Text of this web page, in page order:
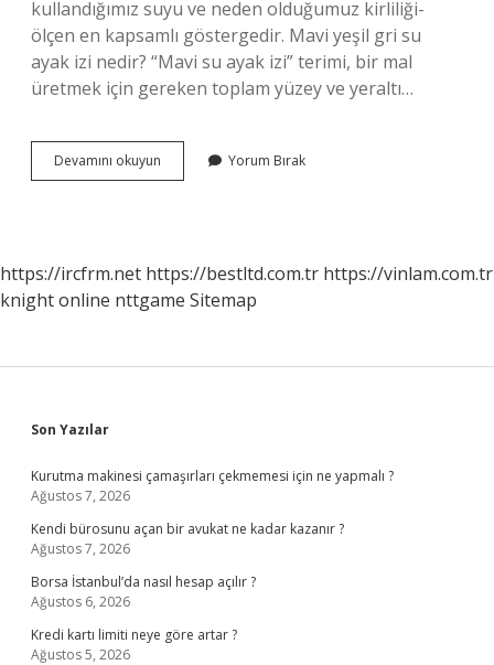
kullandığımız suyu ve neden olduğumuz kirliliği-
ölçen en kapsamlı göstergedir. Mavi yeşil gri su
ayak izi nedir? “Mavi su ayak izi” terimi, bir mal
üretmek için gereken toplam yüzey ve yeraltı…
Devamını okuyun
Ayak
Yorum Bırak
https://ircfrm.net https://bestltd.com.tr https://vinlam.com.tr
knight online nttgame Sitemap
Sidebar
Son Yazılar
Kurutma makinesi çamaşırları çekmemesi için ne yapmalı ?
Ağustos 7, 2026
Kendi bürosunu açan bir avukat ne kadar kazanır ?
Ağustos 7, 2026
Borsa İstanbul’da nasıl hesap açılır ?
Ağustos 6, 2026
Kredi kartı limiti neye göre artar ?
Ağustos 5, 2026